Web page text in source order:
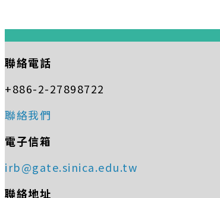
聯絡電話
+886-2-27898722
聯絡我們
電子信箱
irb@gate.sinica.edu.tw
聯絡地址